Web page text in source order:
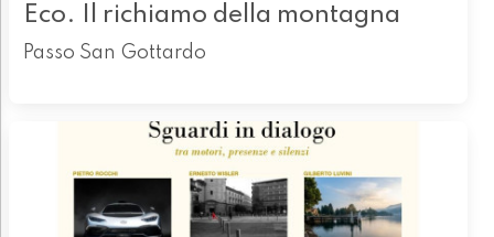
Eco. Il richiamo della montagna
Passo San Gottardo